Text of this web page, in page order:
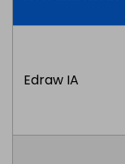
Edraw IA